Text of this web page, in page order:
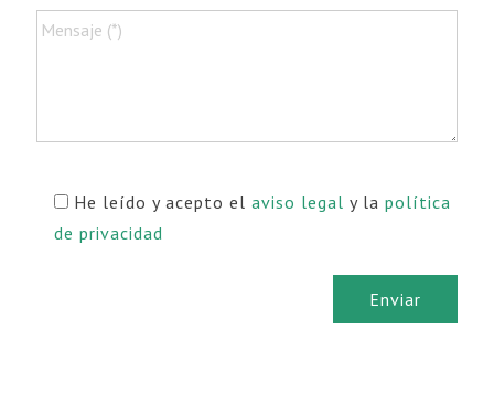
He leído y acepto el aviso legal y la política
de privacidad